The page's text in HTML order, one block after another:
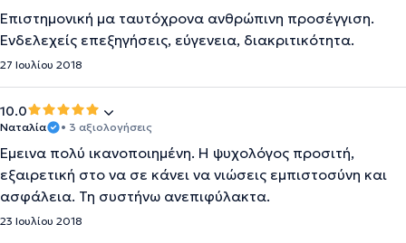
Επιστημονική μα ταυτόχρονα ανθρώπινη προσέγγιση.
Ενδελεχείς επεξηγήσεις, εύγενεια, διακριτικότητα.
27 Ιουλίου 2018
10.0
Ναταλία • 3 αξιολογήσεις
Έμεινα πολύ ικανοποιημένη. Η ψυχολόγος προσιτή,
εξαιρετική στο να σε κάνει να νιώσεις εμπιστοσύνη και
ασφάλεια. Τη συστήνω ανεπιφύλακτα.
23 Ιουλίου 2018